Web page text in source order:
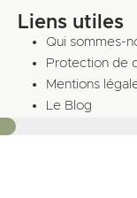
10%
Liens utiles
Qui sommes-
Protection de
Mentions
Le Blog